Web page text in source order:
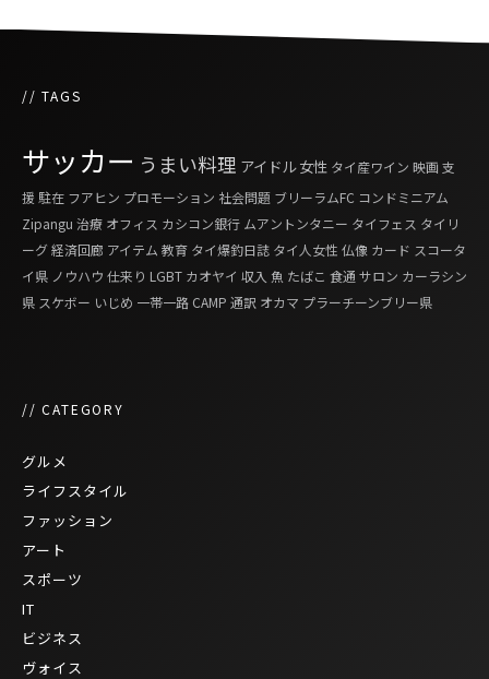
// TAGS
サッカー うまい料理 アイドル 女性 タイ産ワイン 映画 支
援 駐在 フアヒン プロモーション 社会問題 ブリーラムFC コンドミニアム
Zipangu 治療 オフィス カシコン銀行 ムアントンタニー タイフェス タイリ
ーグ経済回廊 アイテム 教育 タイ爆釣日誌 タイ人女性 仏像 カード スコータ
イ県 ノウハウ 仕来り LGBT カオヤイ 収入 魚 たばこ 食通 サロン カーラシン
県 スケボー いじめ 一帯一路 CAMP 通訳 オカマ プラーチーンブリー県
// CATEGORY
グルメ
ライフスタイル
ファッション
アート
スポーツ
IT
ビジネス
ヴォイス